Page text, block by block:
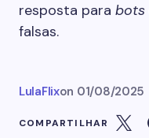
resposta para bots
falsas.
LulaFlixon 01/08/2025
COMPARTILHAR